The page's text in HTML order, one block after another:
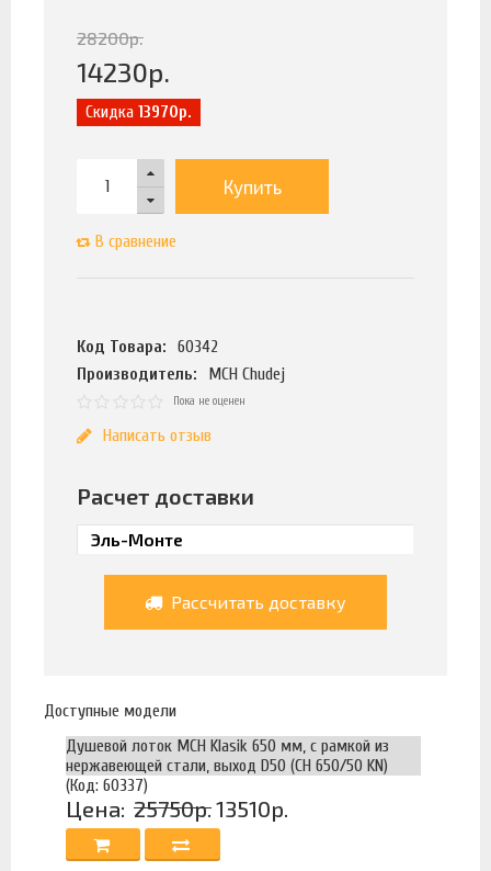
28200р.
14230р.
Скидка 13970р.
Купить
В сравнение
Код Товара:
60342
Производитель:
MCH Chudej
Пока не оценен
Написать отзыв
Расчет доставки
Рассчитать доставку
Доступные модели
Душевой лоток MCH Klasik 650 мм, с рамкой из
нержавеющей стали, выход D50 (CH 650/50 KN)
(Код: 60337)
Цена: 25750р.13510р.